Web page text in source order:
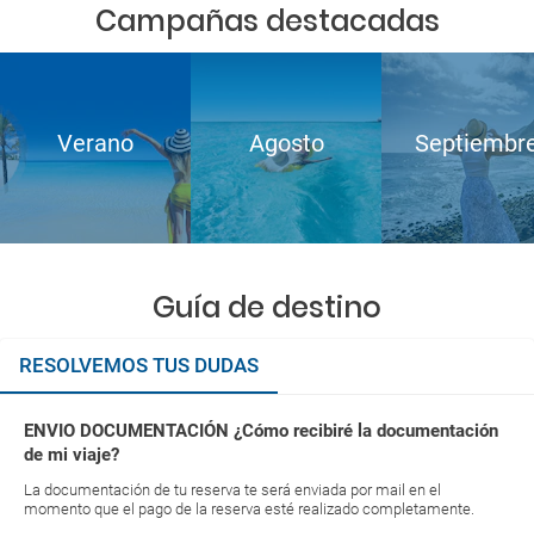
Campañas destacadas
Verano Agosto
Guía de destino
RESOLVEMOS TUS DUDAS
ENVIO DOCUMENTACIÓN ¿Cómo recibiré la documentación
de mi viaje?
La documentación de tu reserva te será enviada por mail en el
momento que el pago de la reserva esté realizado completamente.